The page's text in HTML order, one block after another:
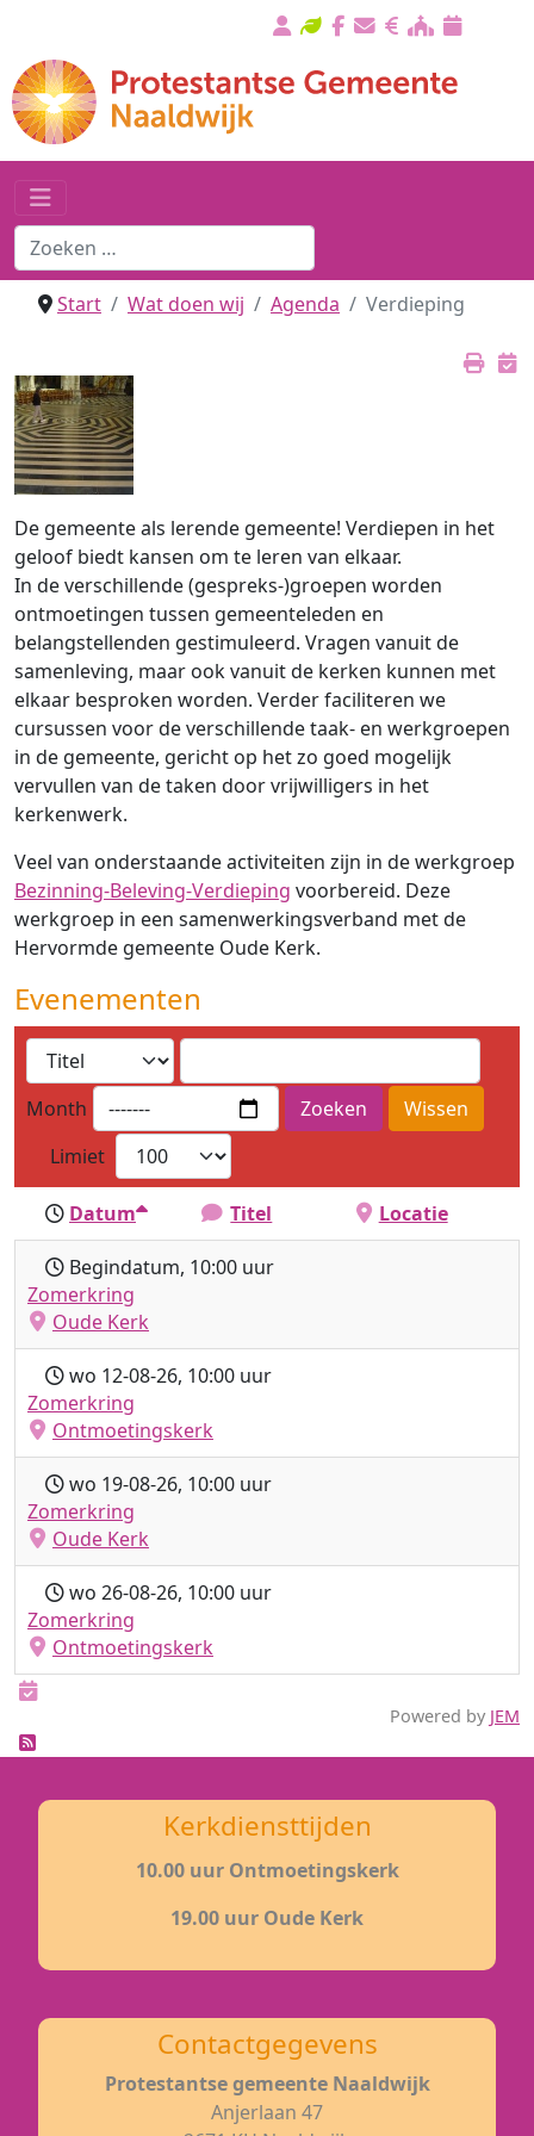
Start Wat doen wij Agenda Verdieping
De gemeente als lerende gemeente! Verdiepen in het
geloof biedt kansen om te leren van elkaar.
In de verschillende (gespreks-)groepen worden
ontmoetingen tussen gemeenteleden en
belangstellenden gestimuleerd. Vragen vanuit de
samenleving, maar ook vanuit de kerken kunnen met
elkaar besproken worden. Verder faciliteren we
cursussen voor de verschillende taak- en werkgroepen
in de gemeente, gericht op het zo goed mogelijk
vervullen van de taken door vrijwilligers in het
kerkenwerk.
Veel van onderstaande activiteiten zijn in de werkgroep
Bezinning-Beleving-Verdieping voorbereid. Deze
werkgroep in een samenwerkingsverband met de
Hervormde gemeente Oude Kerk.
Evenementen
Month Zoeken
Wissen
Limiet
Datum Titel Locatie
Begindatum, 10:00 uur
Zomerkring
Oude Kerk
wo 12-08-26, 10:00 uur
Zomerkring
Ontmoetingskerk
wo 19-08-26, 10:00 uur
Zomerkring
Oude Kerk
wo 26-08-26, 10:00 uur
Zomerkring
Ontmoetingskerk
Powered by JEM
Kerkdiensttijden
10.00 uur Ontmoetingskerk
19.00 uur Oude Kerk
Contactgegevens
Protestantse gemeente Naaldwijk
Anjerlaan 47